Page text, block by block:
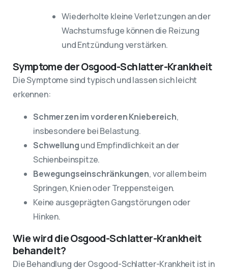
Wiederholte kleine Verletzungen an der
Wachstumsfuge können die Reizung
und Entzündung verstärken.
Symptome der Osgood-Schlatter-Krankheit
Die Symptome sind typisch und lassen sich leicht
erkennen:
Schmerzen im vorderen Kniebereich,
insbesondere bei Belastung.
Schwellungund Empfindlichkeit an der
Schienbeinspitze.
Bewegungseinschränkungen, vor allem beim
Springen, Knien oder Treppensteigen.
Keine ausgeprägten Gangstörungen oder
Hinken.
Wie wird die Osgood-Schlatter-Krankheit
behandelt?
Die Behandlung der Osgood-Schlatter-Krankheit ist in